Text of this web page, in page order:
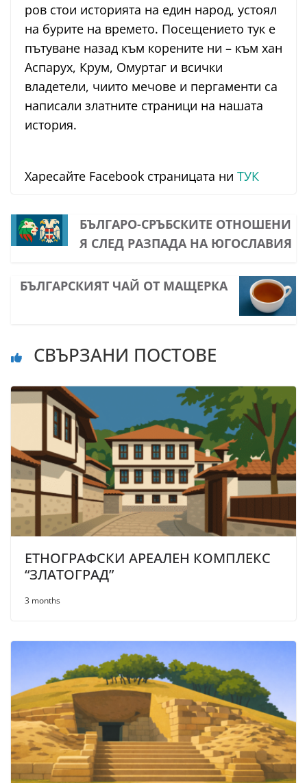
ров стои историята на един народ, устоял
на бурите на времето. Посещението тук е
пътуване назад към корените ни – към хан
Аспарух, Крум, Омуртаг и всички
владетели, чиито мечове и пергаменти са
написали златните страници на нашата
история.
Харесайте Facebook страницата ни ТУК
БЪЛГАРО-СРЪБСКИТЕ ОТНОШЕНИ
Я СЛЕД РАЗПАДА НА ЮГОСЛАВИЯ
БЪЛГАРСКИЯТ ЧАЙ ОТ МАЩЕРКА
СВЪРЗАНИ ПОСТОВЕ
ЕТНОГРАФСКИ АРЕАЛЕН КОМПЛЕКС
“ЗЛАТОГРАД”
3 months